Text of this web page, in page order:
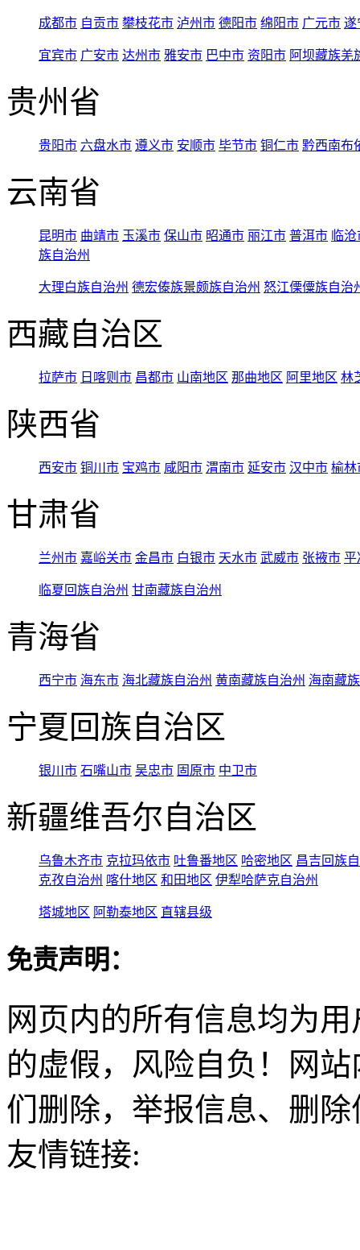
成都市 自贡市 攀枝花市 泸州市 德阳市 绵阳市 广元市 遂
宜宾市 广安市 达州市 雅安市 巴中市 资阳市 阿坝藏族羌
贵州省
贵阳市 六盘水市 遵义市 安顺市 毕节市 铜仁市 黔西南布
云南省
昆明市 曲靖市 玉溪市 保山市 昭通市 丽江市 普洱市 临
族自治州
大理白族自治州 德宏傣族景颇族自治州 怒江傈僳族自治
西藏自治区
拉萨市 日喀则市 昌都市 山南地区 那曲地区 阿里地区 林
陕西省
西安市 铜川市 宝鸡市 咸阳市 渭南市 延安市 汉中市 榆林
甘肃省
兰州市 嘉峪关市 金昌市 白银市 天水市 武威市 张掖市 平
临夏回族自治州 甘南藏族自治州
青海省
西宁市 海东市 海北藏族自治州 黄南藏族自治州 海南藏
宁夏回族自治区
银川市 石嘴山市 吴忠市 固原市 中卫市
新疆维吾尔自治区
乌鲁木齐市 克拉玛依市 吐鲁番地区 哈密地区 昌吉回族
克孜自治州 喀什地区 和田地区 伊犁哈萨克自治州
塔城地区 阿勒泰地区 直辖县级
免责声明：
网页内的所有信息均为
的虚假，风险自负！网
们删除，举报信息、删
友情链接: